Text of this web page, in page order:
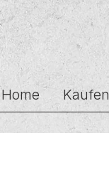
Home Kaufen